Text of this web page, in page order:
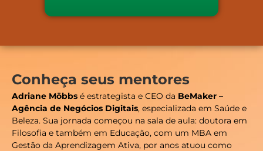
Conheça seus mentores
Adriane Möbbs é estrategista e CEO da BeMaker –
Agência de Negócios Digitais, especializada em Saúde e
Beleza. Sua jornada começou na sala de aula: doutora em
Filosofia e também em Educação, com um MBA em
Gestão da Aprendizagem Ativa, por anos atuou como